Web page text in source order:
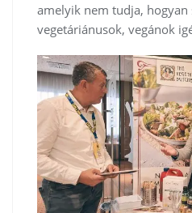
amelyik nem tudja, hogyan
vegetáriánusok, vegánok